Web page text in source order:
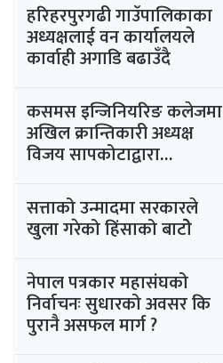
हरिहरपुरगढी गाउँपालिकाका
अध्यक्षलाई वन कार्यालयले
कार्वाही अगाडि बढाउँदै
कसमस इन्जिनियरिङ कलेजमा
अखिल क्रान्तिकारी अध्यक्ष
विजय सापकोटाद्वारा
समानान्तर गतिविधिको प्रयास
सत्ताको उन्मादमा सरकारले
खुला गरेको हिंसाको बाटोे
नेपाल पत्रकार महासंघको
निर्वाचनः सुधारको अवसर कि
पुरानै असफल मार्ग ?